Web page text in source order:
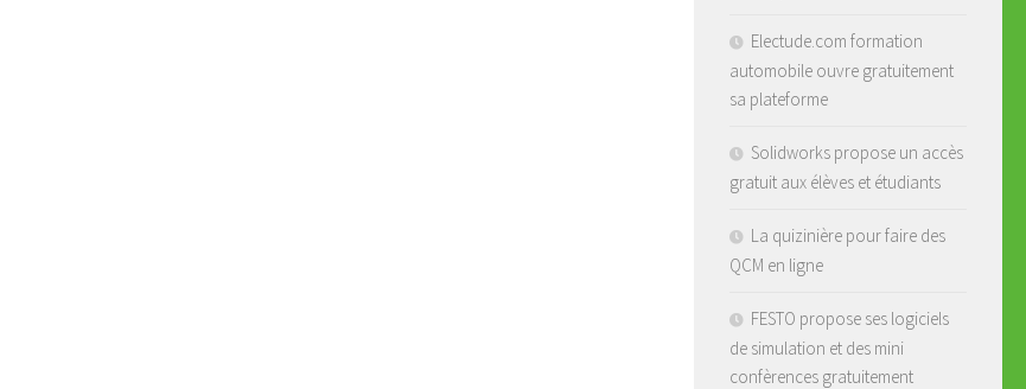
Electude.com formation
automobile ouvre gratuitement
sa plateforme
Solidworks propose un accès
gratuit aux élèves et étudiants
La quizinière pour faire des
QCM en ligne
FESTO propose ses logiciels
de simulation et des mini
confèrences gratuitement